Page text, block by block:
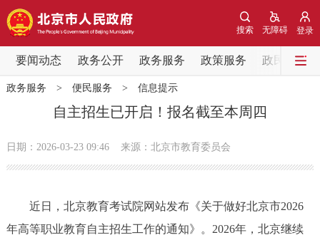
登录
无障碍
搜索
要闻动态 政务公开 政务服务 政策服务 政民互动
要闻动态
党中央精神 国务院信息
政务公开
政务服务 > 便民服务 > 信息提示
自主招生已开启！报名截至本周四
日期：2026-03-23 09:46 来源：北京市教育委员会
近日，北京教育考试院网站发布《关于做好北京市2026
年高等职业教育自主招生工作的通知》。2026年，北京继续